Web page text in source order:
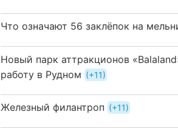
Что означают 56 заклёпок на
Новый парк аттракционов
работу в Рудном
+11
Железный филантроп +11